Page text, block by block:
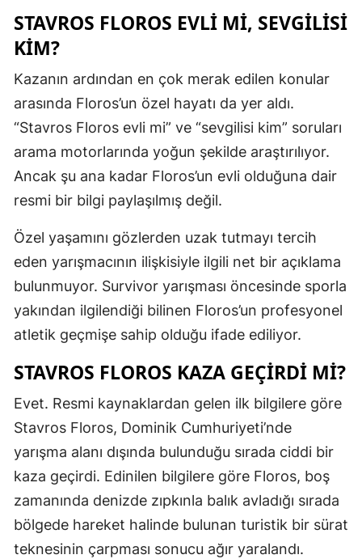
Malatya
Mardin
Muğla
Niğde
Ordu
Rize
Sinop
Sivas
Tekirdağ
Tokat
STAVROS FLOROS EVLI MI, SEVGILISI
KIM?
Kazanın ardından en çok merak edilen konular
arasında Floros’un özel hayatı da yer aldı.
“Stavros Floros evli mi” ve “sevgilisi kim” soruları
arama motorlarında yoğun şekilde araştırılıyor.
Ancak şu ana kadar Floros’un evli olduğuna dair
resmi bir bilgi paylaşılmış değil.
Özel yaşamını gözlerden uzak tutmayı tercih
eden yarışmacının ilişkisiyle ilgili net bir açıklama
bulunmuyor. Survivor yarışması öncesinde sporla
yakından ilgilendiği bilinen Floros’un profesyonel
atletik geçmişe sahip olduğu ifade ediliyor.
STAVROS FLOROS KAZA GEÇIRDI MI?
Evet. Resmi kaynaklardan gelen ilk bilgilere göre
Stavros Floros, Dominik Cumhuriyeti’nde
yarışma alanı dışında bulunduğu sırada ciddi bir
kaza geçirdi. Edinilen bilgilere göre Floros, boş
zamanında denizde zıpkınla balık avladığı sırada
bölgede hareket halinde bulunan turistik bir sürat
teknesinin çarpması sonucu ağır yaralandı.